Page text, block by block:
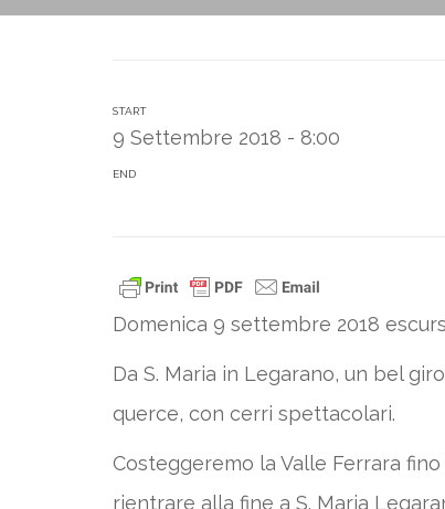
START
9 Settembre 2018 - 8:00
END
Domenica 9 settembre 2018
Da S. Maria in Legarano, un bel
querce, con cerri spettacolari.
Costeggeremo la Valle Ferrara
rientrare alla fine a S. Maria